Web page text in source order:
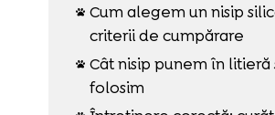
 Cum alegem un nisip
criterii de cumpărare
 Cât nisip punem în litieră
folosim